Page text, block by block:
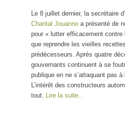
Le 8 juillet dernier, la secrétaire
Chantal Jouanno a présenté de
pour « lutter efficacement
que reprendre les vieilles
prédécesseurs. Après quatre
gouvernants continuent à se
publique en ne s’attaquant pas
L’intérêt des constructeurs
tout. Lire la suite…